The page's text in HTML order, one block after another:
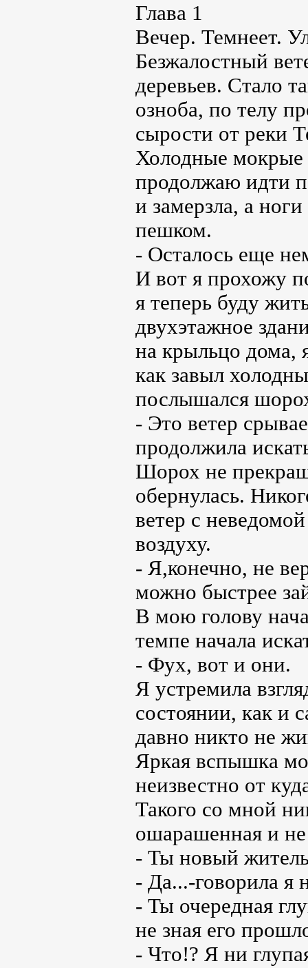
Глава 1
Вечер. Темнеет.
Безжалостный
деревьев. Стало
озноба, по телу
сырости от реки
Холодные мокрые
продолжаю идти
и замерзла, а
пешком.
- Осталось еще
И вот я прохожу
я теперь буду
двухэтажное
на крыльцо дома,
как завыл
послышался
- Это ветер
продолжила
Шорох не
обернулась.
ветер с
воздуху.
- Я,конечно, не
можно быстрее
В мою голову
темпе начала
- Фух, вот и они.
Я устремила
состоянии, как и
давно никто не
Яркая вспышка
неизвестно от
Такого со мной
ошарашенная и
- Ты новый житель
- Да...-говорила я
- Ты очередная
не зная его
- Что!? Я ни